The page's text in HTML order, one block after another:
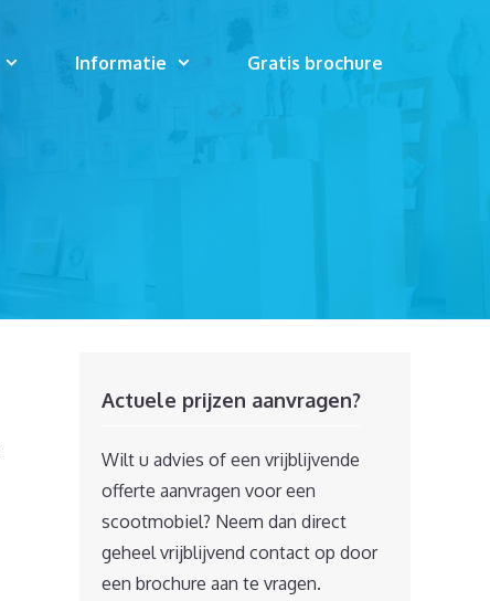
Informatie Gratis brochure
Actuele prijzen aanvragen?
Wilt u advies of een vrijblijvende
offerte aanvragen voor een
scootmobiel? Neem dan direct
geheel vrijblijvend contact op door
een brochure aan te vragen.